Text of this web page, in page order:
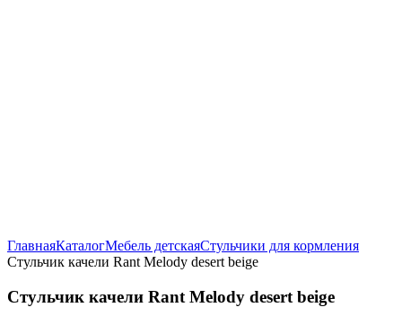
ГлавнаяКаталогМебель детскаяСтульчики для кормления
Стульчик качели Rant Melody desert beige
Стульчик качели Rant Melody desert beige